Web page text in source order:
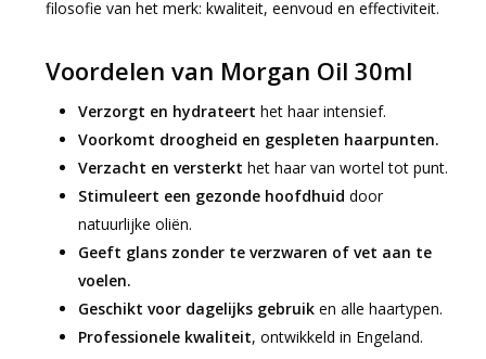
filosofie van het merk: kwaliteit, eenvoud en effectiviteit.
Voordelen van Morgan Oil 30ml
Verzorgt en hydrateert het haar intensief.
Voorkomt droogheid en gespleten haarpunten.
Verzacht en versterkt het haar van wortel tot punt.
Stimuleert een gezonde hoofdhuid door
natuurlijke oliën.
Geeft glans zonder te verzwaren of vet aan te
voelen.
Geschikt voor dagelijks gebruiken alle haartypen.
Professionele kwaliteit, ontwikkeld in Engeland.